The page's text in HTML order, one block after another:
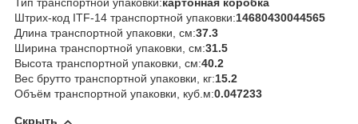
Тип транспортной упаковки:картонная коробка
Штрих-код ITF-14 транспортной упаковки:14680430044565
Длина транспортной упаковки, см:37.3
Ширина транспортной упаковки, см:31.5
Высота транспортной упаковки, см:40.2
Вес брутто транспортной упаковки, кг:15.2
Объём транспортной упаковки, куб.м:0.047233
Скрыть